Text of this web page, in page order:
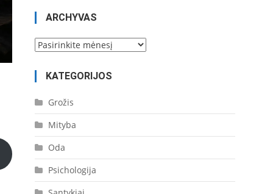
ARCHYVAS
Archyvas
KATEGORIJOS
Grožis
Mityba
Oda
Psichologija